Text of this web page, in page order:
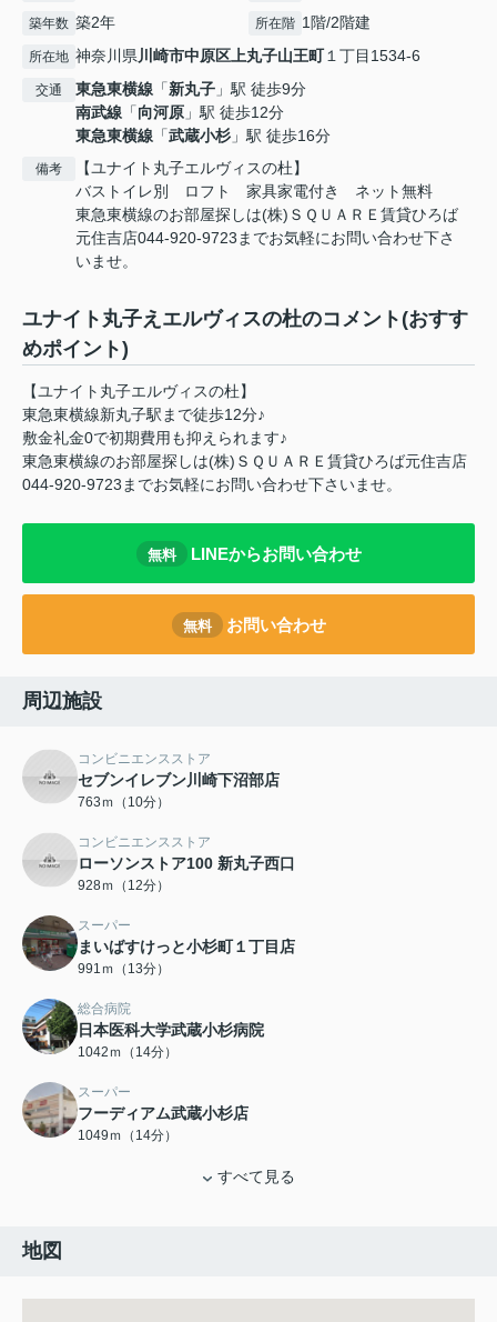
築年数 築2年 所在階 1階/2階建
所在地 神奈川県川崎市中原区上丸子山王町１丁目1534-6
交通 東急東横線 「新丸子 」駅 徒歩9分
南武線 「向河原 」駅 徒歩12分
東急東横線 「武蔵小杉 」駅 徒歩16分
備考
【ユナイト丸子エルヴィスの杜】
バストイレ別 ロフト 家具家電付き ネット無料
東急東横線のお部屋探しは(株)ＳＱＵＡＲＥ賃貸ひろば
元住吉店044-920-9723までお気軽にお問い合わせ下さ
いませ。
ユナイト丸子えエルヴィスの杜のコメント(おすす
めポイント)
【ユナイト丸子エルヴィスの杜】
東急東横線新丸子駅まで徒歩12分♪
敷金礼金0で初期費用も抑えられます♪
東急東横線のお部屋探しは(株)ＳＱＵＡＲＥ賃貸ひろば元住吉店
044-920-9723までお気軽にお問い合わせ下さいませ。
無料 LINEからお問い合わせ
無料 お問い合わせ
周辺施設
コンビニエンスストア
セブンイレブン川崎下沼部店
763ｍ（10分）
コンビニエンスストア
ローソンストア100 新丸子西口
928ｍ（12分）
スーパー
まいばすけっと小杉町１丁目店
991ｍ（13分）
総合病院
日本医科大学武蔵小杉病院
1042ｍ（14分）
スーパー
フーディアム武蔵小杉店
1049ｍ（14分）
すべて見る
地図